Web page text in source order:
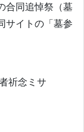
合同追悼祭（墓
サイトの「墓参
祈念ミサ